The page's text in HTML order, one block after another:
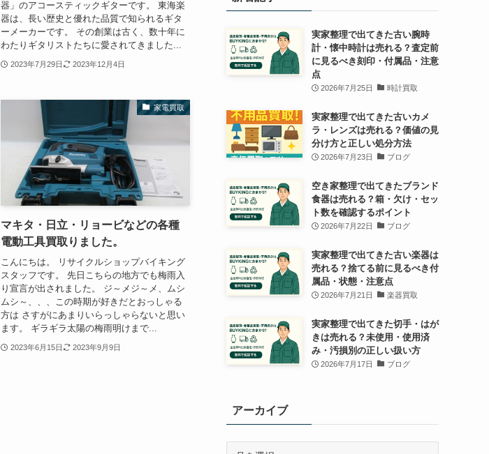
器」のアコースティックギターです。 東海楽
器は、長い歴史と優れた品質で知られるギタ
ーメーカーです。 その創業は古く、数十年に
わたりギタリストたちに愛されてきました...
2023年7月29日 2023年12月4日
家電買取
マキタ・日立・リョービなどの各種
電動工具買取りました。
こんにちは。 リサイクルショップバイキング
スタッフです。 先日こちらの地方でも梅雨入
り宣言が出されました。 ジ～メジ～メ、ムシ
ムシ～、、、この時期が好きだとおっしゃる
方は さすがにあまりいらっしゃらないと思い
ます。 ギラギラ太陽の梅雨明けまで...
2023年6月15日 2023年9月9日
実家整理で出てきた古い腕時
計・懐中時計は売れる？査定前
に見るべき刻印・付属品・注意
点
2026年7月25日 時計買取
実家整理で出てきた古いカメ
ラ・レンズは売れる？価値の見
分け方と正しい処分方法
2026年7月23日 ブログ
空き家整理で出てきたブランド
食器は売れる？箱・欠け・セッ
ト数を確認するポイント
2026年7月22日 ブログ
実家整理で出てきた古い楽器は
売れる？捨てる前に見るべき付
属品・状態・注意点
2026年7月21日 楽器買取
実家整理で出てきた切手・はが
きは売れる？未使用・使用済
み・汚損別の正しい扱い方
2026年7月17日 ブログ
アーカイブ